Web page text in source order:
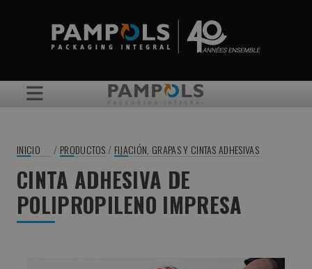
INICIO / PRODUCTOS / FIJACIÓN, GRAPAS Y CINTAS ADHESIVAS
CINTA ADHESIVA DE
POLIPROPILENO IMPRESA